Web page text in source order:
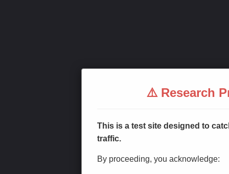
⚠️ Research
This is a test site designed to
traffic.
By proceeding, you acknowledge: